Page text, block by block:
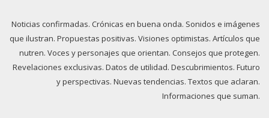
Noticias confirmadas. Crónicas en buena onda. Sonidos e imágenes
que ilustran. Propuestas positivas. Visiones optimistas. Artículos que
nutren. Voces y personajes que orientan. Consejos que protegen.
Revelaciones exclusivas. Datos de utilidad. Descubrimientos. Futuro
y perspectivas. Nuevas tendencias. Textos que aclaran.
Informaciones que suman.